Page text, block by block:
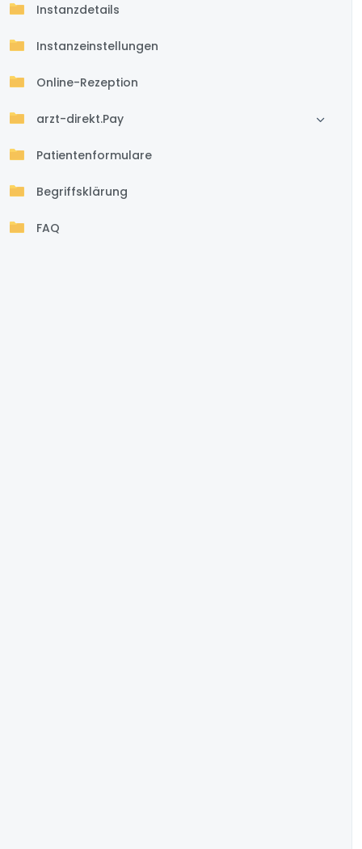
Instanzdetails
Instanzeinstellungen
Online-Rezeption
arzt-direkt.Pay
Patientenformulare
Begriffsklärung
FAQ